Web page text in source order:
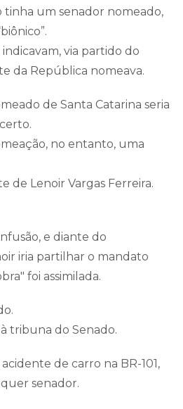
tinha um senador nomeado,
via partido do
da República nomeava.
de Santa Catarina seria
no entanto, uma
de Lenoir Vargas Ferreira.
e diante do
iria partilhar o mandato
foi assimilada.
tribuna do Senado.
de carro na BR-101,
senador.